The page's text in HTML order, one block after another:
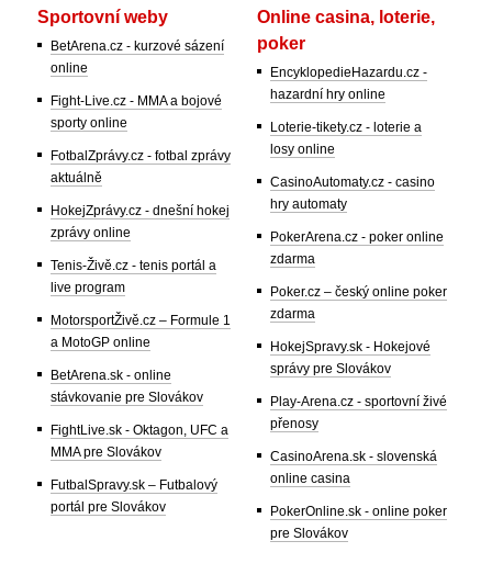
Sportovní weby
BetArena.cz - kurzové sázení
online
Fight-Live.cz - MMA a bojové
sporty online
FotbalZprávy.cz - fotbal zprávy
aktuálně
HokejZprávy.cz - dnešní hokej
zprávy online
Tenis-Živě.cz - tenis portál a
live program
MotorsportŽivě.cz – Formule 1
a MotoGP online
BetArena.sk - online
stávkovanie pre Slovákov
FightLive.sk - Oktagon, UFC a
MMA pre Slovákov
FutbalSpravy.sk – Futbalový
portál pre Slovákov
Online casina, loterie,
poker
EncyklopedieHazardu.cz -
hazardní hry online
Loterie-tikety.cz - loterie a
losy online
CasinoAutomaty.cz - casino
hry automaty
PokerArena.cz - poker online
zdarma
Poker.cz – český online poker
zdarma
HokejSpravy.sk - Hokejové
správy pre Slovákov
Play-Arena.cz - sportovní živé
přenosy
CasinoArena.sk - slovenská
online casina
PokerOnline.sk - online poker
pre Slovákov